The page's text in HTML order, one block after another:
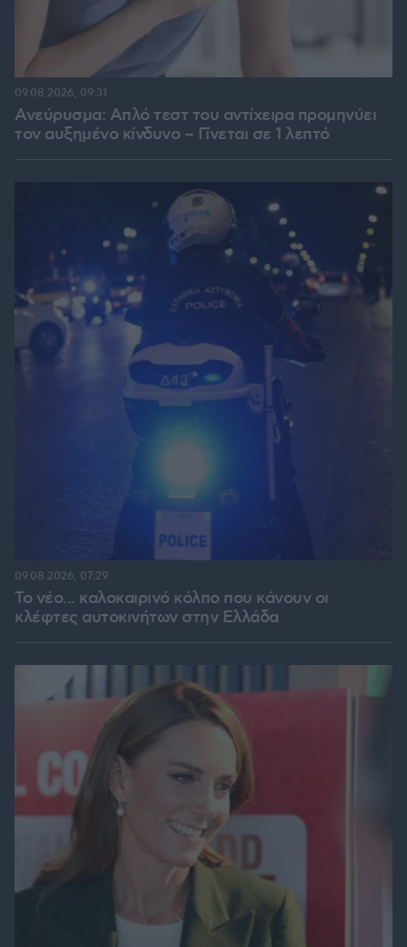
Ανεύρυσμα: Απλό τεστ του αντίχειρα προμηνύει
τον αυξημένο κίνδυνο – Γίνεται σε 1 λεπτό
09.08.2026, 09:31
Το νέο... καλοκαιρινό κόλπο που κάνουν οι
κλέφτες αυτοκινήτων στην Ελλάδα
09.08.2026, 07:29